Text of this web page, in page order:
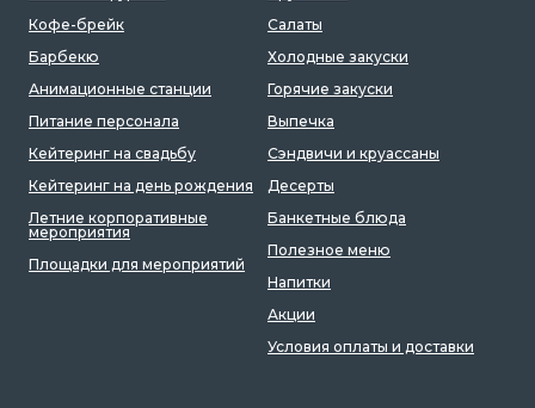
Кофе-брейк
Барбекю
Анимационные станции
Питание персонала
Кейтеринг на свадьбу
Кейтеринг на день рождения
Летние корпоративные
мероприятия
Площадки для мероприятий
Салаты
Холодные закуски
Горячие закуски
Выпечка
Сэндвичи и круассаны
Десерты
Банкетные блюда
Полезное меню
Напитки
Акции
Условия оплаты и доставки